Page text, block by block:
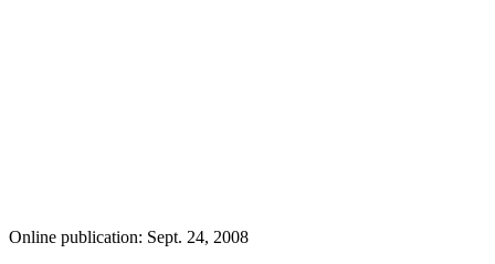
Online publication: Sept. 24, 2008